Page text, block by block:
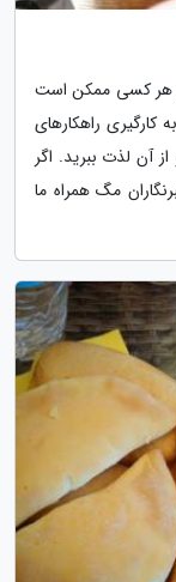
هر کسی ممکن است
کارگیری راهکارهای
آن لذت ببرید. اگر
مگ همراه ما